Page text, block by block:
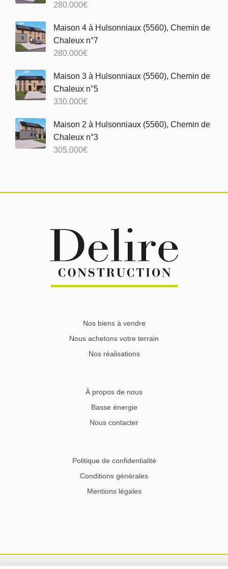
280.000€
Maison 4 à Hulsonniaux (5560), Chemin de
Chaleux n°7
280.000€
Maison 3 à Hulsonniaux (5560), Chemin de
Chaleux n°5
330.000€
Maison 2 à Hulsonniaux (5560), Chemin de
Chaleux n°3
305.000€
Nos biens à vendre
Nous achetons votre terrain
Nos réalisations
À propos de nous
Basse énergie
Nous contacter
Politique de confidentialité
Conditions générales
Mentions légales